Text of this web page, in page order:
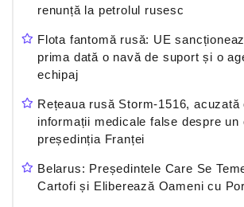
renunță la petrolul rusesc
Flota fantomă rusă: UE
prima dată o navă de suport și o
echipaj
Rețeaua rusă Storm-1516,
informații medicale false despre un
președinția Franței
Belarus: Președintele Care Se
Cartofi și Eliberează Oameni cu